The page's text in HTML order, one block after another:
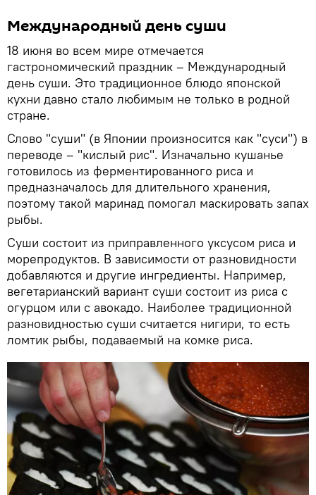
Международный день суши
18 июня во всем мире отмечается
гастрономический праздник – Международный
день суши. Это традиционное блюдо японской
кухни давно стало любимым не только в родной
стране.
Слово "суши" (в Японии произносится как "суси") в
переводе – "кислый рис". Изначально кушанье
готовилось из ферментированного риса и
предназначалось для длительного хранения,
поэтому такой маринад помогал маскировать запах
рыбы.
Суши состоит из приправленного уксусом риса и
морепродуктов. В зависимости от разновидности
добавляются и другие ингредиенты. Например,
вегетарианский вариант суши состоит из риса с
огурцом или с авокадо. Наиболее традиционной
разновидностью суши считается нигири, то есть
ломтик рыбы, подаваемый на комке риса.